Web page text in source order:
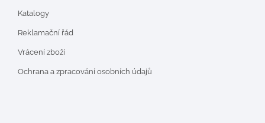
Katalogy
Reklamační řád
Vrácení zboží
Ochrana a zpracování osobních údajů